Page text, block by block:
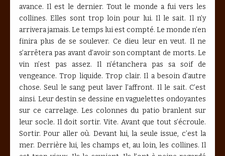
avance. Il est le dernier. Tout le monde a fui vers les
collines. Elles sont trop loin pour lui. Il le sait. Il n’y
arrivera jamais. Le temps lui est compté. Le monde n’en
finira plus de se soulever. Ce dieu leur en veut. Il ne
s’arrêtera pas avant d’avoir son comptant de morts. Le
vin n’est pas assez. Il n’étanchera pas sa soif de
vengeance. Trop liquide. Trop clair. Il a besoin d’autre
chose. Seul le sang peut laver l’affront. Il le sait. C’est
ainsi. Leur destin se dessine en vaguelettes ondoyantes
sur ce carrelage. Les colonnes du patio branlent sur
leur socle. Il doit sortir. Vite. Avant que tout s’écroule.
Sortir. Pour aller où. Devant lui, la seule issue, c’est la
mer. Derrière lui, les champs et, au loin, les collines. Il